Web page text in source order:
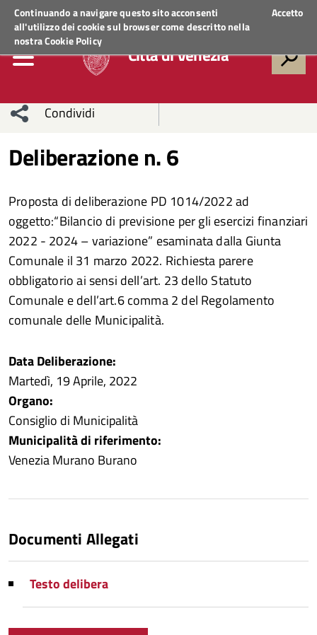
Continuando a navigare questo sito acconsenti
all'utilizzo dei cookie sul browser come descritto nella
nostraCookie Policy
Accetto
Regione VenetoACCEDI AI SERVIZI
Città di Venezia
Condividi
network
Condividi
Condividi
Facebook
su
Twitter
Condividi
su
Facebook
Condividi
su
Whatsapp
Deliberazione n. 6
Proposta di deliberazione PD 1014/2022 ad
oggetto:“Bilancio di previsione per gli esercizi finanziari
2022 - 2024 – variazione” esaminata dalla Giunta
Comunale il 31 marzo 2022. Richiesta parere
obbligatorio ai sensi dell’art. 23 dello Statuto
Comunale e dell’art.6 comma 2 del Regolamento
comunale delle Municipalità.
Data Deliberazione:
Martedì, 19 Aprile, 2022
Organo:
Consiglio di Municipalità
Municipalità di riferimento:
Venezia Murano Burano
Documenti Allegati
Testo delibera